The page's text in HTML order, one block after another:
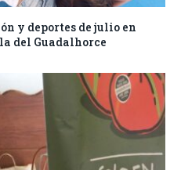
y deportes de julio en
del Guadalhorce